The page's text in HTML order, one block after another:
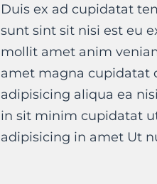
Duis ex ad cupidatat
sunt sint sit nisi est eu
mollit amet anim
amet magna cupidatat
adipisicing aliqua ea
in sit minim cupidatat
adipisicing in amet Ut